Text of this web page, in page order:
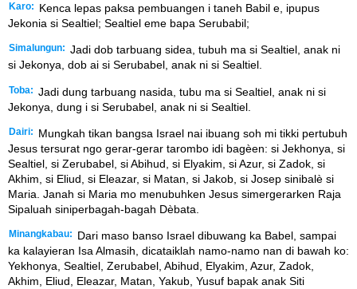
Karo:
Kenca lepas paksa pembuangen i taneh Babil e, ipupus
Jekonia si Sealtiel; Sealtiel eme bapa Serubabil;
Simalungun: Jadi dob tarbuang sidea, tubuh ma si Sealtiel, anak ni
si Jekonya, dob ai si Serubabel, anak ni si Sealtiel.
Toba: Jadi dung tarbuang nasida, tubu ma si Sealtiel, anak ni si
Jekonya, dung i si Serubabel, anak ni si Sealtiel.
Dairi:
Mungkah tikan bangsa Israel nai ibuang soh mi tikki pertubuh
Jesus tersurat ngo gerar-gerar tarombo idi bagèen: si Jekhonya, si
Sealtiel, si Zerubabel, si Abihud, si Elyakim, si Azur, si Zadok, si
Akhim, si Eliud, si Eleazar, si Matan, si Jakob, si Josep sinibalè si
Maria. Janah si Maria mo menubuhken Jesus simergerarken Raja
Sipaluah siniperbagah-bagah Dèbata.
Minangkabau:
Dari maso banso Israel dibuwang ka Babel, sampai
ka kalayieran Isa Almasih, dicataiklah namo-namo nan di bawah ko:
Yekhonya, Sealtiel, Zerubabel, Abihud, Elyakim, Azur, Zadok,
Akhim, Eliud, Eleazar, Matan, Yakub, Yusuf bapak anak Siti